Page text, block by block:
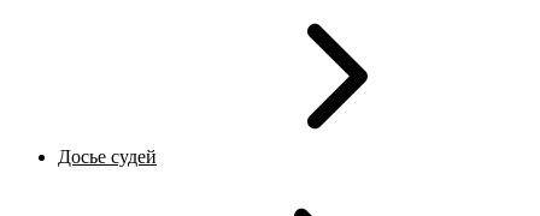
Досье судей